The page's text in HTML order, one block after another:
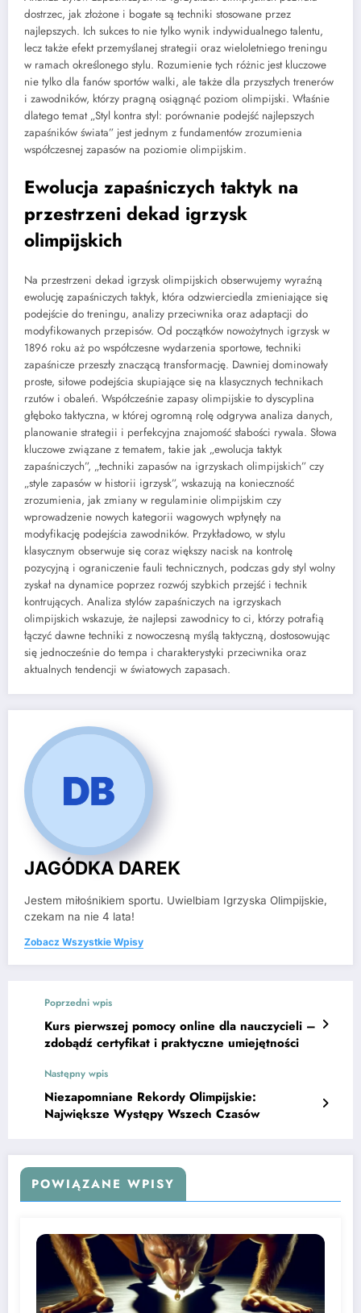
dostrzec, jak złożone i bogate są techniki stosowane przez
najlepszych. Ich sukces to nie tylko wynik indywidualnego talentu,
lecz także efekt przemyślanej strategii oraz wieloletniego treningu
w ramach określonego stylu. Rozumienie tych różnic jest kluczowe
nie tylko dla fanów sportów walki, ale także dla przyszłych trenerów
i zawodników, którzy pragną osiągnąć poziom olimpijski. Właśnie
dlatego temat „Styl kontra styl: porównanie podejść najlepszych
zapaśników świata” jest jednym z fundamentów zrozumienia
współczesnej zapasów na poziomie olimpijskim.
Ewolucja zapaśniczych taktyk na
przestrzeni dekad igrzysk
olimpijskich
Na przestrzeni dekad igrzysk olimpijskich obserwujemy wyraźną
ewolucję zapaśniczych taktyk, która odzwierciedla zmieniające się
podejście do treningu, analizy przeciwnika oraz adaptacji do
modyfikowanych przepisów. Od początków nowożytnych igrzysk w
1896 roku aż po współczesne wydarzenia sportowe, techniki
zapaśnicze przeszły znaczącą transformację. Dawniej dominowały
proste, siłowe podejścia skupiające się na klasycznych technikach
rzutów i obaleń. Współcześnie zapasy olimpijskie to dyscyplina
głęboko taktyczna, w której ogromną rolę odgrywa analiza danych,
planowanie strategii i perfekcyjna znajomość słabości rywala. Słowa
kluczowe związane z tematem, takie jak „ewolucja taktyk
zapaśniczych”, „techniki zapasów na igrzyskach olimpijskich” czy
„style zapasów w historii igrzysk”, wskazują na konieczność
zrozumienia, jak zmiany w regulaminie olimpijskim czy
wprowadzenie nowych kategorii wagowych wpłynęły na
modyfikację podejścia zawodników. Przykładowo, w stylu
klasycznym obserwuje się coraz większy nacisk na kontrolę
pozycyjną i ograniczenie fauli technicznych, podczas gdy styl wolny
zyskał na dynamice poprzez rozwój szybkich przejść i technik
kontrujących. Analiza stylów zapaśniczych na igrzyskach
olimpijskich wskazuje, że najlepsi zawodnicy to ci, którzy potrafią
łączyć dawne techniki z nowoczesną myślą taktyczną, dostosowując
się jednocześnie do tempa i charakterystyki przeciwnika oraz
aktualnych tendencji w światowych zapasach.
JAGÓDKA DAREK
Jestem miłośnikiem sportu. Uwielbiam Igrzyska Olimpijskie,
czekam na nie 4 lata!
Zobacz Wszystkie Wpisy
Poprzedni wpis
Kurs pierwszej pomocy online dla nauczycieli –
zdobądź certyfikat i praktyczne umiejętności
Następny wpis
Niezapomniane Rekordy Olimpijskie:
Największe Występy Wszech Czasów
POWIĄZANE WPISY